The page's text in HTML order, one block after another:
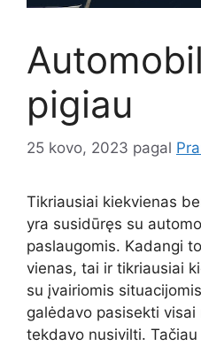
pigiau
25 kovo, 2023 pagal
Tikriausiai kiekvienas
yra susidūręs su
paslaugomis. Kadangi
vienas, tai ir tikriausiai
su įvairiomis
galėdavo pasisekti
tekdavo nusivilti.